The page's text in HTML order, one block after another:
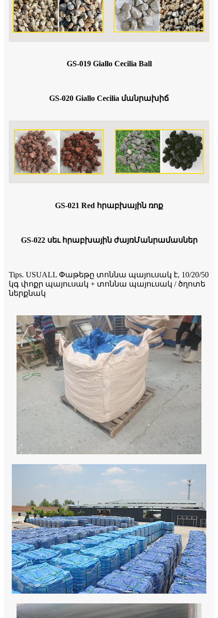
GS-019 Giallo Cecilia Ball
GS-020 Giallo Cecilia մանրախիճ
GS-021 Red հրաբխային ռոք
GS-022 սեւ հրաբխային ժայռՄանրամասներ
Tips. USUALL Փաթեթը տոննա պայուսակ է, 10/20/50
կգ փոքր պայուսակ + տոննա պայուսակ / ծղոտե
ներքնակ